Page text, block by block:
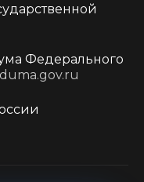
Федерального